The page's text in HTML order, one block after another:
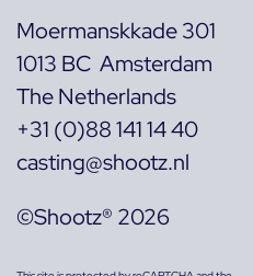
Moermanskkade 301
1013 BC Amsterdam
The Netherlands
+31 (0)88 141 14 40
casting@shootz.nl
©Shootz® 2026